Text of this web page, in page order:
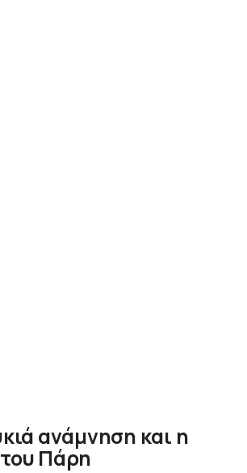
ανάμνηση και η
Πάρη